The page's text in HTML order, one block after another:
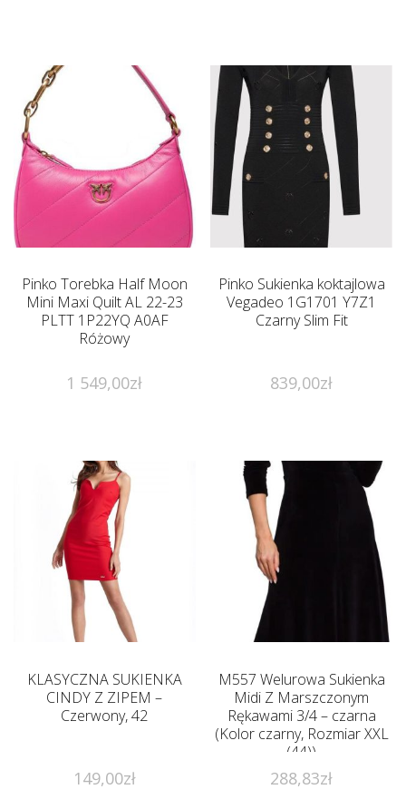
Pinko Torebka Half Moon
Mini Maxi Quilt AL 22-23
PLTT 1P22YQ A0AF
Różowy
1 549,00zł
Pinko Sukienka koktajlowa
Vegadeo 1G1701 Y7Z1
Czarny Slim Fit
839,00zł
KLASYCZNA SUKIENKA
CINDY Z ZIPEM –
Czerwony, 42
149,00zł
M557 Welurowa Sukienka
Midi Z Marszczonym
Rękawami 3/4 – czarna
(Kolor czarny, Rozmiar XXL
(44))
288,83zł